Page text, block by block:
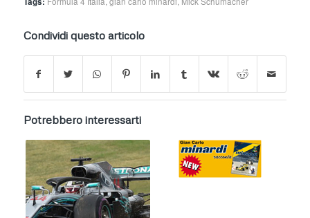
Condividi questo articolo
Potrebbero interessarti